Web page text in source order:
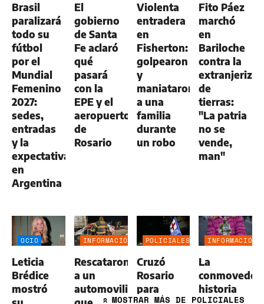
Brasil
paralizará
todo su
fútbol
por el
Mundial
Femenino
2027:
sedes,
entradas
y la
expectativa
en
Argentina
El
gobierno
de Santa
Fe aclaró
qué
pasará
con la
EPE y el
aeropuerto
de
Rosario
Violenta
entradera
en
Fisherton:
golpearon
y
maniataron
a una
familia
durante
un robo
Fito Páez
marchó
en
Bariloche
contra la
de
tierras:
"La patria
no se
vende,
man"
OCIO
Leticia
Brédice
mostró
INFORMACIÓN
Rescataron
a un
automovilista
POLICIALES
Cruzó
Rosario
para
INFORMACIÓN
La
historia
» MOSTRAR MÁS DE POLICIALES